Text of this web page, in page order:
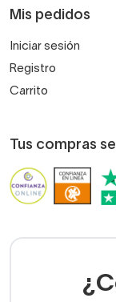
Mis pedidos
Iniciar sesión
Registro
Carrito
Tus compras